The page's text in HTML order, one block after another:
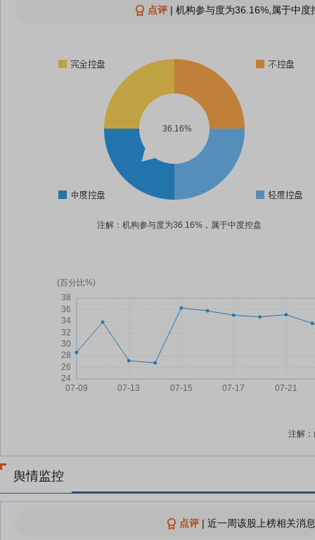
点评| 机构参与度为36.16%,属于中
36.16%
注解：机构参与度为36.16%，属于中度控盘
注解
舆情监控
点评| 近一周该股上榜相关消